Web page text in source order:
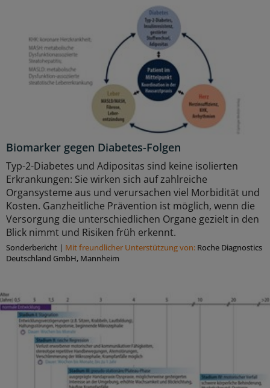
Biomarker gegen Diabetes-Folgen
Typ-2-Diabetes und Adipositas sind keine isolierten
Erkrankungen: Sie wirken sich auf zahlreiche
Organsysteme aus und verursachen viel Morbidität und
Kosten. Ganzheitliche Prävention ist möglich, wenn die
Versorgung die unterschiedlichen Organe gezielt in den
Blick nimmt und Risiken früh erkennt.
Sonderbericht | Mit freundlicher Unterstützung von: Roche Diagnostics
Deutschland GmbH, Mannheim